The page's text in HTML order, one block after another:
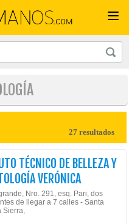
27 resultados
TÉCNICO DE BELLEZA Y
VERÓNICA
Nro. 291, esq. Pari, dos
de llegar a 7 calles - Santa
Sierra,